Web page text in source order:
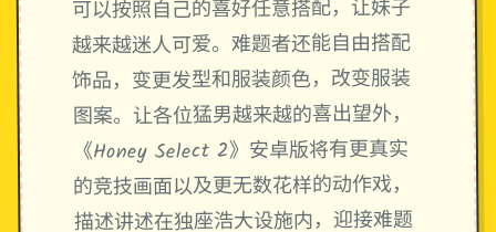
可以按照自己的喜好任意搭配，让妹子
越来越迷人可爱。难题者还能自由搭配
饰品，变更发型和服装颜色，改变服装
图案。让各位猛男越来越的喜出望外，
《Honey Select 2》安卓版将有更真实
的竞技画面以及更无数花样的动作戏，
描述讲述在独座浩大设施内，迎接难题